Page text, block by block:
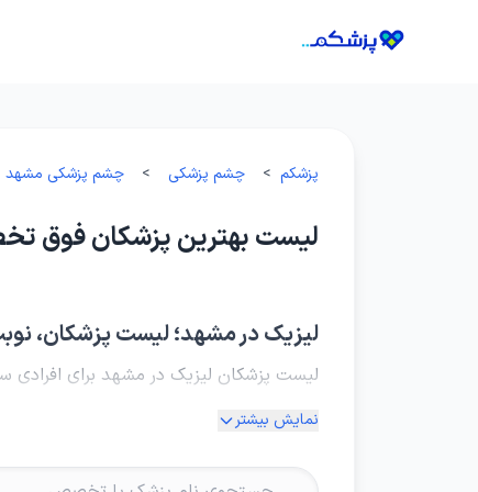
پزشکم > چشم پزشکی > چشم پزشکی مشهد
لیست بهترین پزشکان فوق
لیزیک در مشهد؛ لیست پزشکان،
لیست پزشکان لیزیک در مشهد برای
مناسبی برای این جراحی نیستند، و در
گرفتن نوبت اینترنتی و رسیدن به تصمیم
نمایش بیشتر